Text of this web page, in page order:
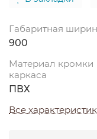
Габаритная
900
Материал кромки
каркаса
ПВХ
Все